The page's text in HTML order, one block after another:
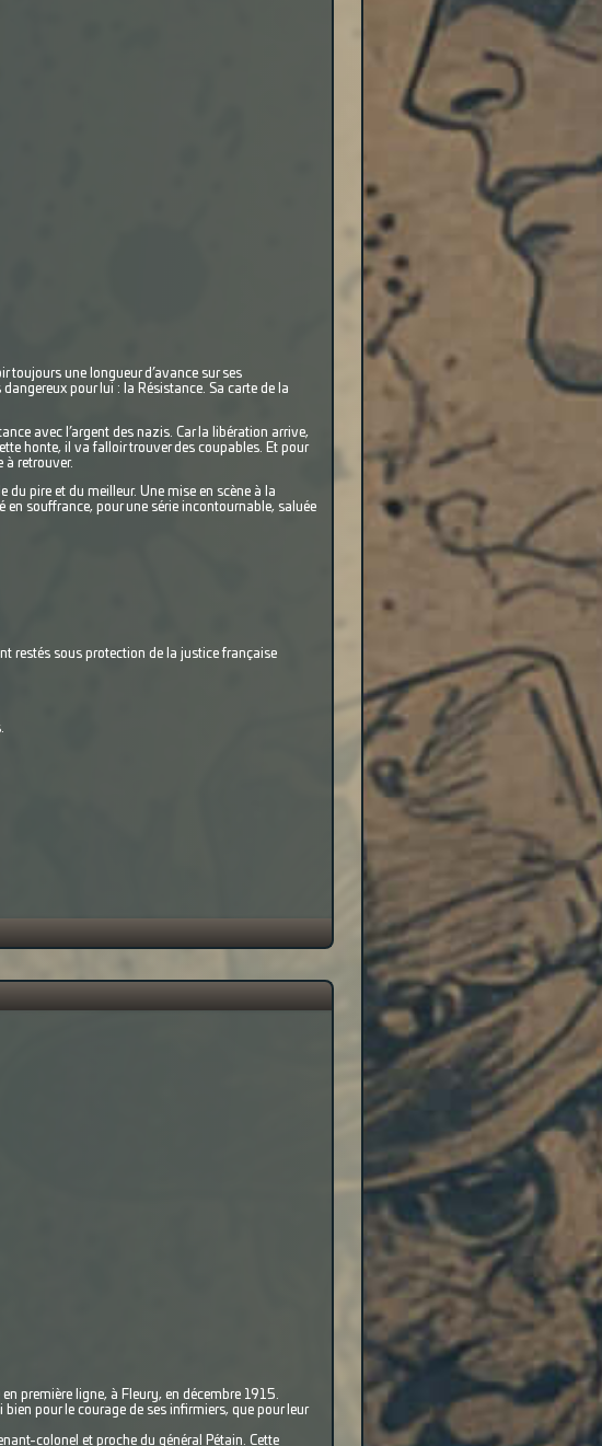
toujours une longueur d’avance sur ses
pour lui : la Résistance. Sa carte de la
avec l’argent des nazis. Car la libération arrive,
honte, il va falloir trouver des coupables. Et pour
à retrouver.
du pire et du meilleur. Une mise en scène à la
souffrance, pour une série incontournable, saluée
restés sous protection de la justice française
première ligne, à Fleury, en décembre 1915.
pour le courage de ses infirmiers, que pour leur
colonel et proche du général Pétain. Cette